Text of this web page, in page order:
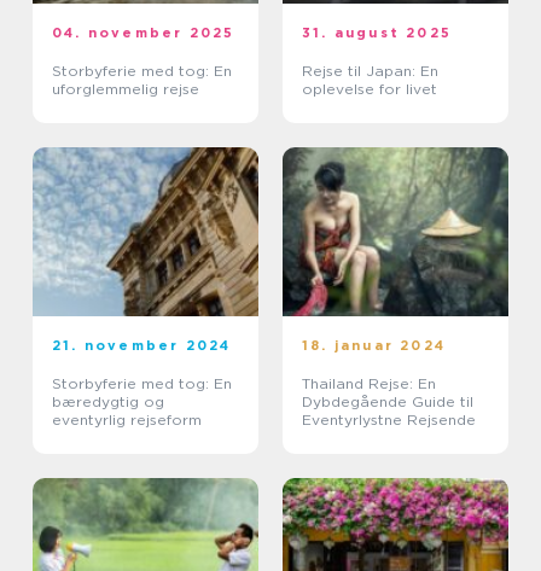
04. november 2025
Storbyferie med tog: En
uforglemmelig rejse
31. august 2025
Rejse til Japan: En
oplevelse for livet
21. november 2024
Storbyferie med tog: En
bæredygtig og
eventyrlig rejseform
18. januar 2024
Thailand Rejse: En
Dybdegående Guide til
Eventyrlystne Rejsende